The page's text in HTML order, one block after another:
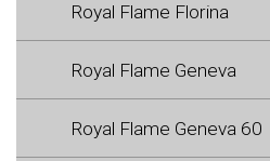
Royal Flame Florina
Royal Flame Geneva
Royal Flame Geneva 60